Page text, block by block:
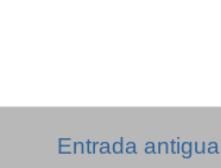
Entrada antigua